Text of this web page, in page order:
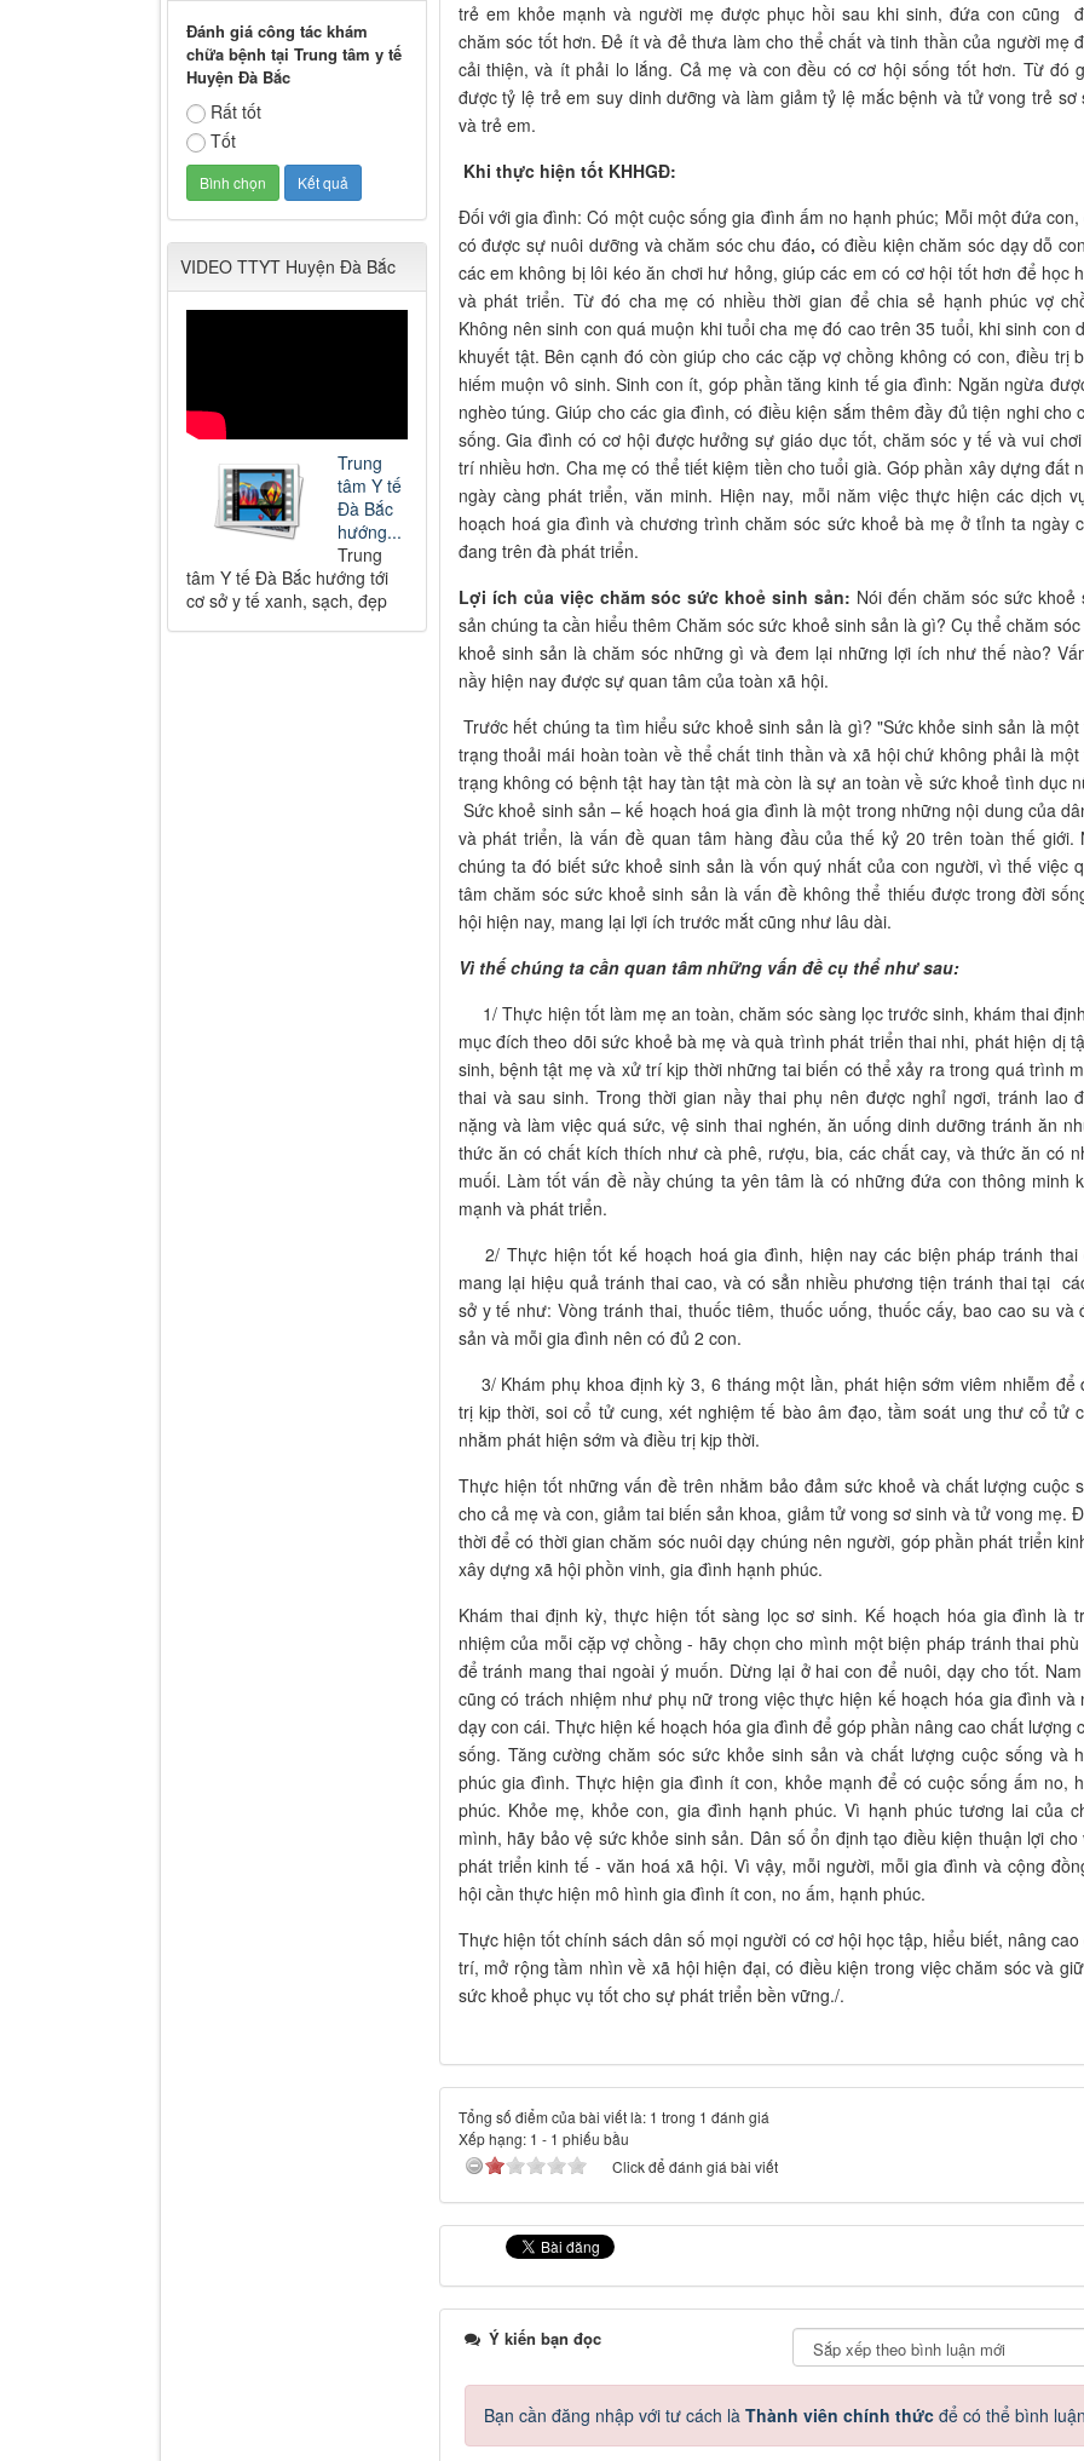
trẻ em khỏe mạnh và người mẹ được phục hồi sau khi sinh, đứa con cũng
chăm sóc tốt hơn. Đẻ ít và đẻ thưa làm cho thể chất và tinh thần của người mẹ
cải thiện, và ít phải lo lắng. Cả mẹ và con đều có cơ hội sống tốt hơn. Từ đó
được tỷ lệ trẻ em suy dinh dưỡng và làm giảm tỷ lệ mắc bệnh và tử vong trẻ sơ
và trẻ em.
Khi thực hiện tốt KHHGĐ:
Đối với gia đình: Có một cuộc sống gia đình ấm no hạnh phúc; Mỗi một đứa con,
có được sự nuôi dưỡng và chăm sóc chu đáo, có điều kiện chăm sóc dạy dỗ
các em không bị lôi kéo ăn chơi hư hỏng, giúp các em có cơ hội tốt hơn để học
và phát triển. Từ đó cha mẹ có nhiều thời gian để chia sẻ hạnh phúc vợ
Không nên sinh con quá muộn khi tuổi cha mẹ đó cao trên 35 tuổi, khi sinh con
khuyết tật. Bên cạnh đó còn giúp cho các cặp vợ chồng không có con, điều trị
hiếm muộn vô sinh. Sinh con ít, góp phần tăng kinh tế gia đình: Ngăn ngừa
nghèo túng. Giúp cho các gia đình, có điều kiện sắm thêm đầy đủ tiện nghi cho
sống. Gia đình có cơ hội được hưởng sự giáo dục tốt, chăm sóc y tế và vui
trí nhiều hơn. Cha mẹ có thể tiết kiệm tiền cho tuổi già. Góp phần xây dựng đất
ngày càng phát triển, văn minh. Hiện nay, mỗi năm việc thực hiện các dịch
hoạch hoá gia đình và chương trình chăm sóc sức khoẻ bà mẹ ở tỉnh ta ngày
đang trên đà phát triển.
Lợi ích của việc chăm sóc sức khoẻ sinh sản: Nói đến chăm sóc sức khoẻ
sản chúng ta cần hiểu thêm Chăm sóc sức khoẻ sinh sản là gì? Cụ thể chăm
khoẻ sinh sản là chăm sóc những gì và đem lại những lợi ích như thế nào?
nầy hiện nay được sự quan tâm của toàn xã hội.
Trước hết chúng ta tìm hiểu sức khoẻ sinh sản là gì? "Sức khỏe sinh sản là một
trạng thoải mái hoàn toàn về thể chất tinh thần và xã hội chứ không phải là một
trạng không có bệnh tật hay tàn tật mà còn là sự an toàn về sức khoẻ tình dục
Sức khoẻ sinh sản – kế hoạch hoá gia đình là một trong những nội dung của
và phát triển, là vấn đề quan tâm hàng đầu của thế kỷ 20 trên toàn thế giới.
chúng ta đó biết sức khoẻ sinh sản là vốn quý nhất của con người, vì thế việc
tâm chăm sóc sức khoẻ sinh sản là vấn đề không thể thiếu được trong đời
hội hiện nay, mang lại lợi ích trước mắt cũng như lâu dài.
Vì thế chúng ta cần quan tâm những vấn đề cụ thể như sau:
1/ Thực hiện tốt làm mẹ an toàn, chăm sóc sàng lọc trước sinh, khám thai
mục đích theo dõi sức khoẻ bà mẹ và quà trình phát triển thai nhi, phát hiện dị
sinh, bệnh tật mẹ và xử trí kịp thời những tai biến có thể xảy ra trong quá trình
thai và sau sinh. Trong thời gian nầy thai phụ nên được nghỉ ngơi, tránh lao
nặng và làm việc quá sức, vệ sinh thai nghén, ăn uống dinh dưỡng tránh ăn
thức ăn có chất kích thích như cà phê, rượu, bia, các chất cay, và thức ăn có
muối. Làm tốt vấn đề nầy chúng ta yên tâm là có những đứa con thông minh
mạnh và phát triển.
2/ Thực hiện tốt kế hoạch hoá gia đình, hiện nay các biện pháp tránh thai
mang lại hiệu quả tránh thai cao, và có sẳn nhiều phương tiện tránh thai tại
sở y tế như: Vòng tránh thai, thuốc tiêm, thuốc uống, thuốc cấy, bao cao su và
sản và mỗi gia đình nên có đủ 2 con.
3/ Khám phụ khoa định kỳ 3, 6 tháng một lần, phát hiện sớm viêm nhiễm để
trị kịp thời, soi cổ tử cung, xét nghiệm tế bào âm đạo, tầm soát ung thư cổ tử
nhằm phát hiện sớm và điều trị kịp thời.
Thực hiện tốt những vấn đề trên nhằm bảo đảm sức khoẻ và chất lượng cuộc
cho cả mẹ và con, giảm tai biến sản khoa, giảm tử vong sơ sinh và tử vong mẹ.
thời để có thời gian chăm sóc nuôi dạy chúng nên người, góp phần phát triển
xây dựng xã hội phồn vinh, gia đình hạnh phúc.
Khám thai định kỳ, thực hiện tốt sàng lọc sơ sinh. Kế hoạch hóa gia đình là
nhiệm của mỗi cặp vợ chồng - hãy chọn cho mình một biện pháp tránh thai phù
để tránh mang thai ngoài ý muốn. Dừng lại ở hai con để nuôi, dạy cho tốt.
cũng có trách nhiệm như phụ nữ trong việc thực hiện kế hoạch hóa gia đình và
dạy con cái. Thực hiện kế hoạch hóa gia đình để góp phần nâng cao chất lượng
sống. Tăng cường chăm sóc sức khỏe sinh sản và chất lượng cuộc sống và
phúc gia đình. Thực hiện gia đình ít con, khỏe mạnh để có cuộc sống ấm no,
phúc. Khỏe mẹ, khỏe con, gia đình hạnh phúc. Vì hạnh phúc tương lai của
mình, hãy bảo vệ sức khỏe sinh sản. Dân số ổn định tạo điều kiện thuận lợi cho
phát triển kinh tế - văn hoá xã hội. Vì vậy, mỗi người, mỗi gia đình và cộng
hội cần thực hiện mô hình gia đình ít con, no ấm, hạnh phúc.
Thực hiện tốt chính sách dân số mọi ng­ười có cơ hội học tập, hiểu biết, nâng cao
trí, mở rộng tầm nhìn về xã hội hiện đại, có điều kiện trong việc chăm sóc và
sức khoẻ phục vụ tốt cho sự phát triển bền vững./.
Tổng số điểm của bài viết là: 1 trong 1 đánh giá
Xếp hạng: 1 - 1 phiếu bầu
Click để đánh giá bài viết
Ý kiến bạn đọc
Bạn cần đăng nhập với tư cách là Thành viên chính thứcđể có thể bình luận
Đánh giá công tác khám
chữa bệnh tại Trung tâm y tế
Huyện Đà Bắc
Rất tốt
Tốt
VIDEO TTYT Huyện Đà Bắc
Trung
tâm Y tế
Đà Bắc
hướng...
Trung
tâm Y tế Đà Bắc hướng tới
cơ sở y tế xanh, sạch, đẹp